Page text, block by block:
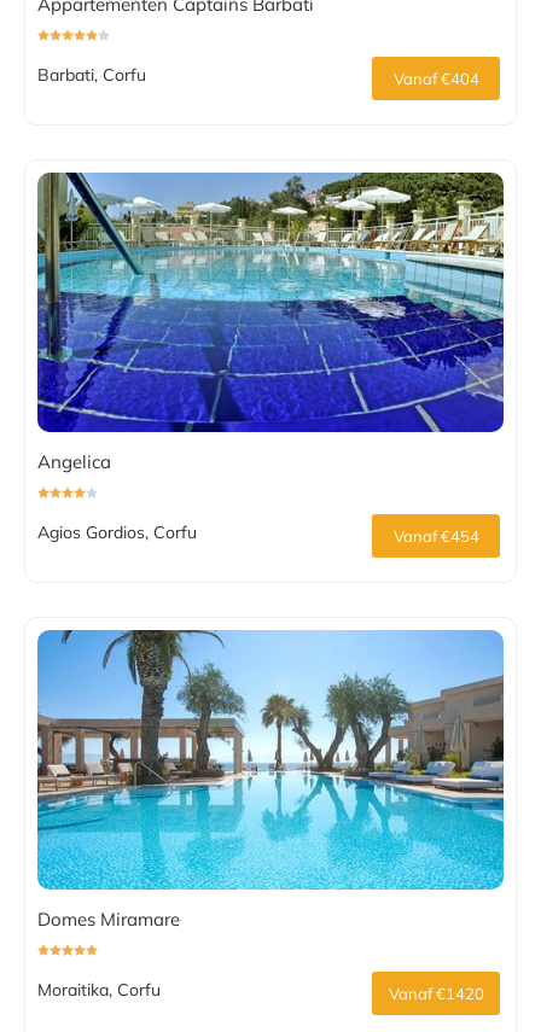
Barbati, Corfu Vanaf €404
Angelica
Agios Gordios, Corfu Vanaf €454
Domes Miramare
Moraitika, Corfu Vanaf €1420